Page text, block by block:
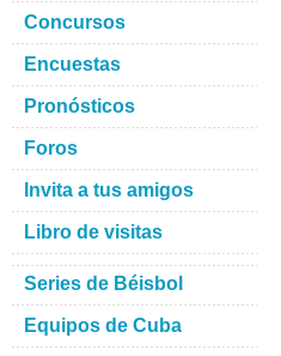
Concursos
Encuestas
Pronósticos
Foros
Invita a tus amigos
Libro de visitas
Series de Béisbol
Equipos de Cuba